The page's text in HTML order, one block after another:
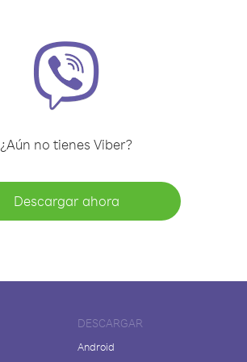
¿Aún no tienes Viber?
Descargar ahora
DESCARGAR
Android